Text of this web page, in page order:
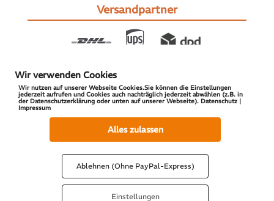
Versandpartner
© 2026 S-PARTS | All Rights Reserved
Wir verwenden Cookies
Wir nutzen auf unserer Webseite Cookies.Sie können die Einstellungen
jederzeit aufrufen und Cookies auch nachträglich jederzeit abwählen (z.B. in
der Datenschutzerklärung oder unten auf unserer Webseite). Datenschutz |
Impressum
Alles zulassen
Ablehnen (Ohne PayPal-Express)
Einstellungen